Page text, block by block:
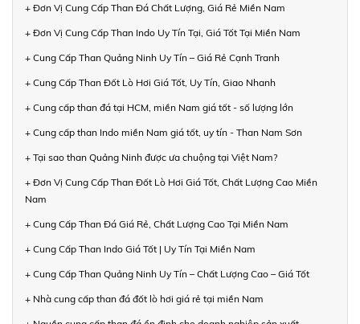
+ Đơn Vị Cung Cấp Than Đá Chất Lượng, Giá Rẻ Miền Nam
+ Đơn Vị Cung Cấp Than Indo Uy Tín Tại, Giá Tốt Tại Miền Nam
+ Cung Cấp Than Quảng Ninh Uy Tín – Giá Rẻ Cạnh Tranh
+ Cung Cấp Than Đốt Lò Hơi Giá Tốt, Uy Tín, Giao Nhanh
+ Cung cấp than đá tại HCM, miền Nam giá tốt - số lượng lớn
+ Cung cấp than Indo miền Nam giá tốt, uy tín - Than Nam Sơn
+ Tại sao than Quảng Ninh được ưa chuộng tại Việt Nam?
+ Đơn Vị Cung Cấp Than Đốt Lò Hơi Giá Tốt, Chất Lượng Cao Miền
Nam
+ Cung Cấp Than Đá Giá Rẻ, Chất Lượng Cao Tại Miền Nam
+ Cung Cấp Than Indo Giá Tốt | Uy Tín Tại Miền Nam
+ Cung Cấp Than Quảng Ninh Uy Tín – Chất Lượng Cao – Giá Tốt
+ Nhà cung cấp than đá đốt lò hơi giá rẻ tại miền Nam